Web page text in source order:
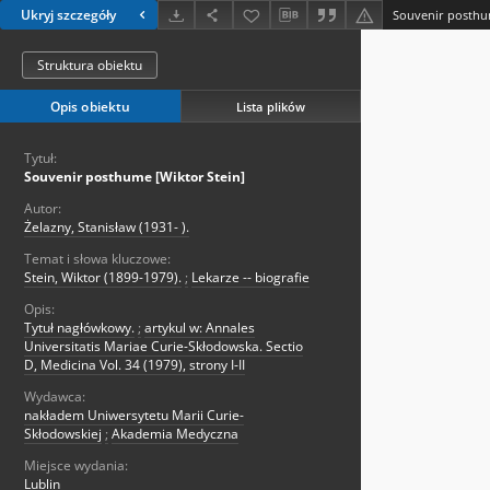
Ukryj szczegóły Souvenir
Struktura obiektu
Opis obiektu Lista plików
Tytuł:
Souvenir posthume [Wiktor Stein]
Autor:
Żelazny, Stanisław (1931- ).
Temat i słowa kluczowe:
Stein, Wiktor (1899-1979). ; Lekarze -- biografie
Opis:
Tytuł nagłówkowy. ; artykul w: Annales
Universitatis Mariae Curie-Skłodowska. Sectio
D, Medicina Vol. 34 (1979), strony I-II
Wydawca:
nakładem Uniwersytetu Marii Curie-
Skłodowskiej ; Akademia Medyczna
Miejsce wydania:
Lublin